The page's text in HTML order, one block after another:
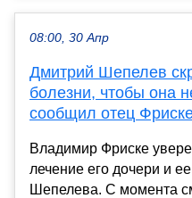
08:00, 30 Апр
Дмитрий Шепелев
болезни, чтобы она
сообщил отец
Владимир Фриске
лечение его дочери и
Шепелева. С момента